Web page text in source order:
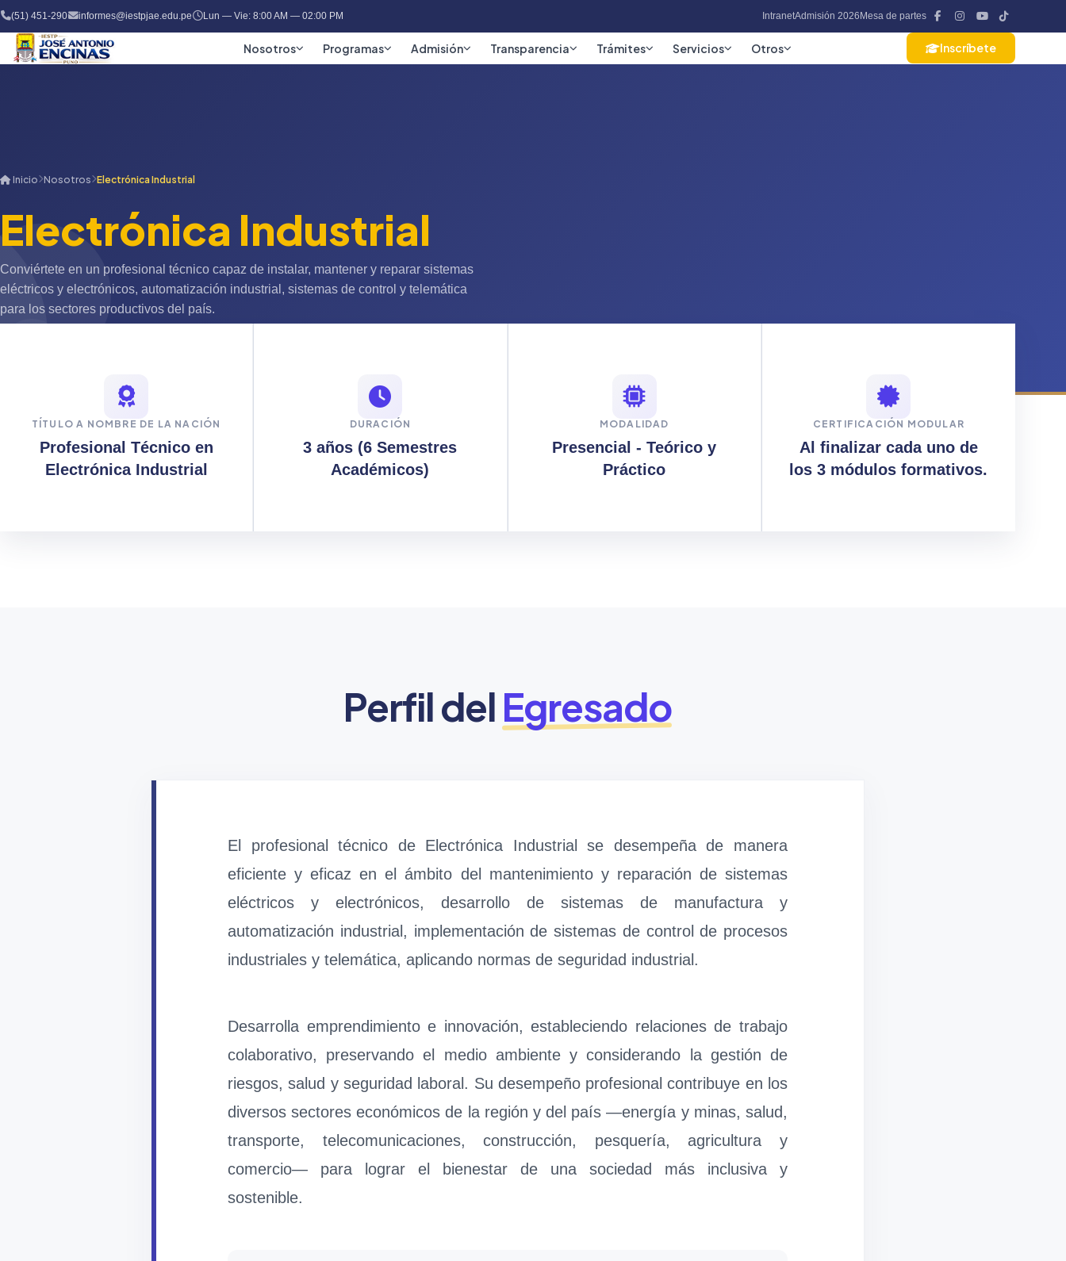
(51) 451-290 informes@iestpjae.edu.pe Lun — Vie: 8:00 AM — 02:00 PM IntranetAdmisión 2026Mesa de partes
Nosotros Programas Admisión Transparencia Trámites Servicios Otros Inscríbete
Inicio Nosotros Electrónica Industrial
Electrónica Industrial
Conviértete en un profesional técnico capaz de instalar, mantener y reparar sistemas
eléctricos y electrónicos, automatización industrial, sistemas de control y telemática
para los sectores productivos del país.
TÍTULO A NOMBRE DE LA NACIÓN
Profesional Técnico en
Electrónica Industrial
DURACIÓN
3 años (6 Semestres
Académicos)
MODALIDAD
Presencial - Teórico y
Práctico
CERTIFICACIÓN MODULAR
Al finalizar cada uno de
los 3 módulos formativos.
Perfil delEgresado
El profesional técnico de Electrónica Industrial se desempeña de manera
eficiente y eficaz en el ámbito del mantenimiento y reparación de sistemas
eléctricos y electrónicos, desarrollo de sistemas de manufactura y
automatización industrial, implementación de sistemas de control de procesos
industriales y telemática, aplicando normas de seguridad industrial.
Desarrolla emprendimiento e innovación, estableciendo relaciones de trabajo
colaborativo, preservando el medio ambiente y considerando la gestión de
riesgos, salud y seguridad laboral. Su desempeño profesional contribuye en los
diversos sectores económicos de la región y del país —energía y minas, salud,
transporte, telecomunicaciones, construcción, pesquería, agricultura y
comercio— para lograr el bienestar de una sociedad más inclusiva y
sostenible.